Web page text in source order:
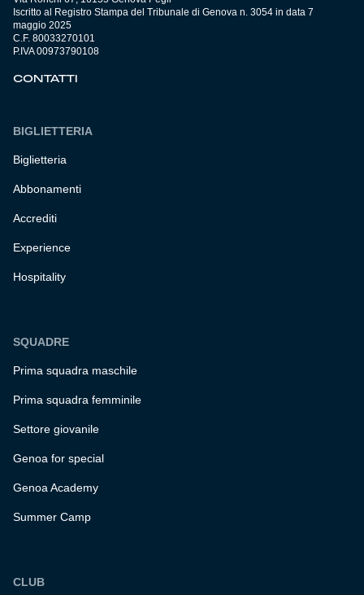
Iscritto al Registro Stampa del Tribunale di Genova n. 3054 in data 7
maggio 2025
C.F. 80033270101
P.IVA 00973790108
CONTATTI
BIGLIETTERIA
Biglietteria
Abbonamenti
Accrediti
Experience
Hospitality
SQUADRE
Prima squadra maschile
Prima squadra femminile
Settore giovanile
Genoa for special
Genoa Academy
Summer Camp
CLUB